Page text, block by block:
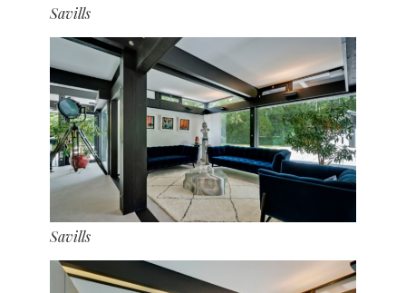
Savills
Savills